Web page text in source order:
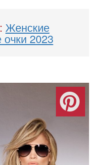
Женские
2023